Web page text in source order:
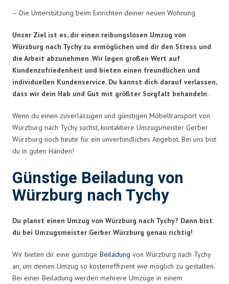
– Die Unterstützung beim Einrichten deiner neuen Wohnung
Unser Ziel ist es, dir einen reibungslosen Umzug von
Würzburg nach Tychy zu ermöglichen und dir den Stress und
die Arbeit abzunehmen. Wir legen großen Wert auf
Kundenzufriedenheit und bieten einen freundlichen und
individuellen Kundenservice. Du kannst dich darauf verlassen,
dass wir dein Hab und Gut mit größter Sorgfalt behandeln.
Wenn du einen zuverlässigen und günstigen Möbeltransport von
Würzburg nach Tychy suchst, kontaktiere Umzugsmeister Gerber
Würzburg noch heute für ein unverbindliches Angebot. Bei uns bist
du in guten Händen!
Günstige Beiladung von
Würzburg nach Tychy
Du planst einen Umzug von Würzburg nach Tychy? Dann bist
du bei Umzugsmeister Gerber Würzburg genau richtig!
Wir bieten dir eine günstige Beiladung von Würzburg nach Tychy
an, um deinen Umzug so kosteneffizient wie möglich zu gestalten.
Bei einer Beiladung werden mehrere Umzüge in einem